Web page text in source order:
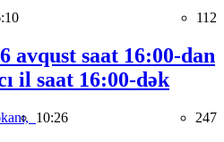
112
avqust saat 16:00-dan
il saat 16:00-dək
10:26 247